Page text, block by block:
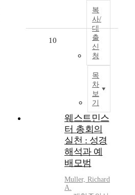
복
사/
대
출
신
청
목
차
보
기
10
웨스트민스
터 총회의
실천 : 성경
해석과 예
배모범
Muller, Richard
A.